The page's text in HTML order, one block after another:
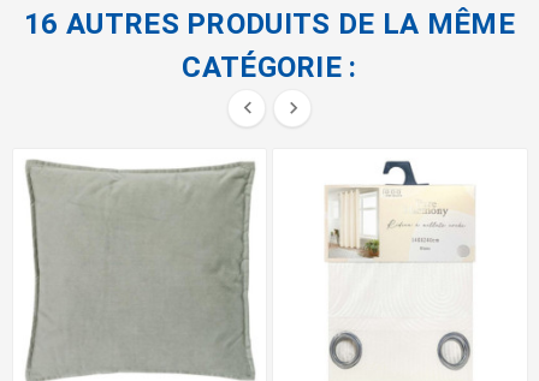
16 AUTRES PRODUITS DE LA MÊME
CATÉGORIE :
 